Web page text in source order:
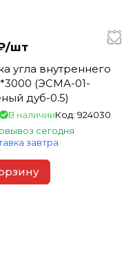
шт
угла внутреннего
(ЭСМА-01-
дуб-0.5)
В наличииКод: 924030
сегодня
завтра